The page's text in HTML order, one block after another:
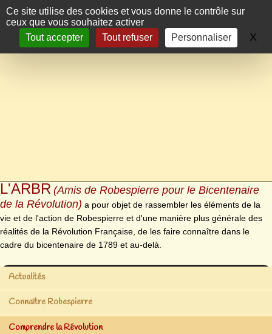
Panneau de gestion des cookies
Ce site utilise des cookies et vous donne le contrôle sur
ceux que vous souhaitez activer
Tout accepter
Tout refuser Personnaliser X
L'ARBR (Amis de Robespierre pour le Bicentenaire
de la Révolution) a pour objet de rassembler les éléments de la
vie et de l'action de Robespierre et d'une manière plus générale des
réalités de la Révolution Française, de les faire connaître dans le
cadre du bicentenaire de 1789 et au-delà.
Actualités
Connaître Robespierre
Comprendre la Révolution